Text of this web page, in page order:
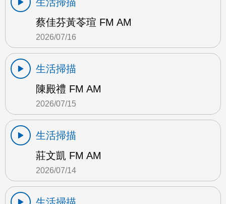
蔡佳芬黃苓瑄 FM AM
2026/07/16
生活掃描
陳殿禮 FM AM
2026/07/15
生活掃描
莊文凱 FM AM
2026/07/14